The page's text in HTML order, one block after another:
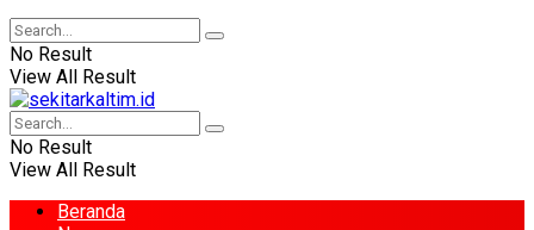
No Result
View All Result
No Result
View All Result
Beranda